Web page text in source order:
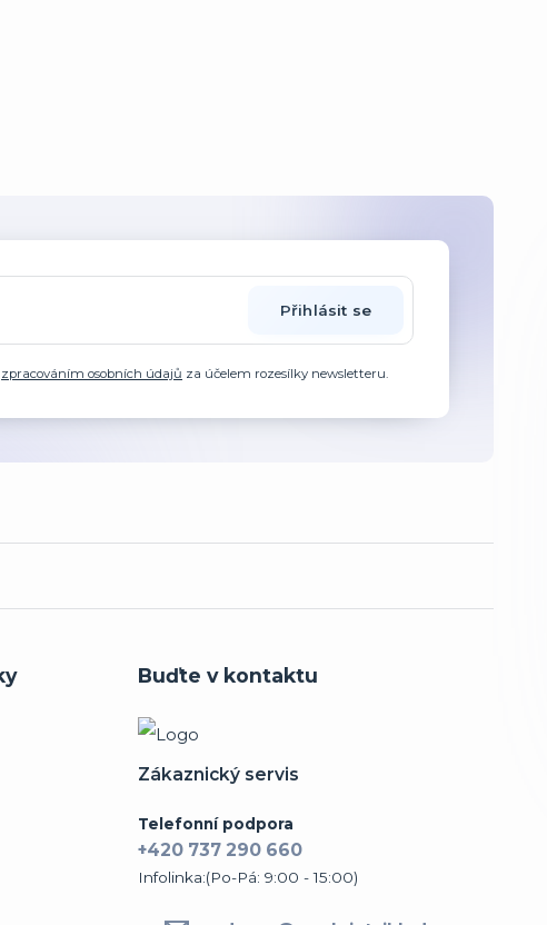
Přihlásit se
zpracováním osobních údajů za účelem rozesílky newsletteru.
Buďte v kontaktu
Zákaznický servis
Telefonní podpora
+420 737 290 660
Infolinka:(Po-Pá: 9:00 - 15:00)